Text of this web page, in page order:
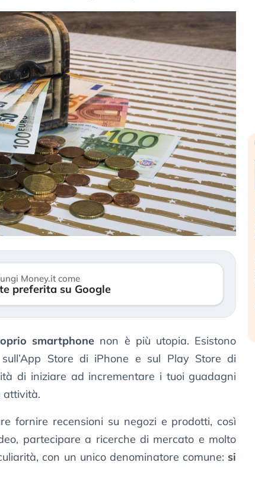
Money.it come
preferita su Google
smartphone non è più utopia. Esistono
Store di iPhone e sul Play Store di
di iniziare ad incrementare i tuoi guadagni
attività.
fornire recensioni su negozi e prodotti, così
partecipare a ricerche di mercato e molto
con un unico denominatore comune: si
alla
il
«La mia vita è rovinata». Investitori
in preda al panico dopo lo scoppio
della bolla AI
Kospi, mentre gli investitori retail (…)
30 luglio 2026